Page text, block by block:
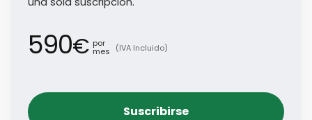
590€ por
mes (IVA Incluido)
Suscribirse